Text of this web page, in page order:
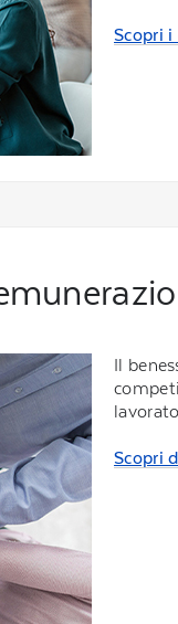
Scopri
Il
Scopri